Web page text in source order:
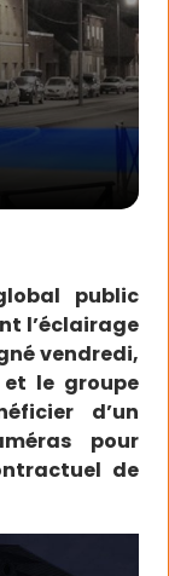
public
l’éclairage
vendredi,
le groupe
d’un
pour
de